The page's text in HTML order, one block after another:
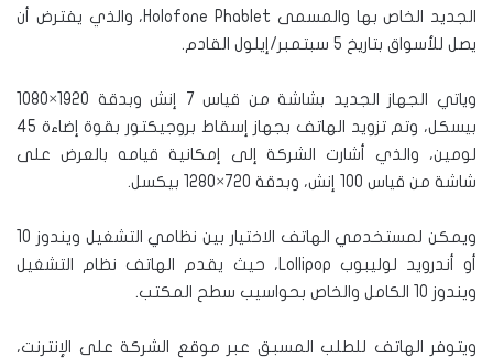
الجديد الخاص بها والمسمى Holofone Phablet، والذي يفترض أن
يصل للأسواق بتاريخ 5 سبتمبر/إيلول القادم.
وياتي الجهاز الجديد بشاشة من قياس 7 إنش وبدقة 1920×1080
بيسكل، وتم تزويد الهاتف بجهاز إسقاط بروجيكتور بقوة إضاءة 45
لومين، والذي أشارت الشركة إلى إمكانية قيامه بالعرض على
شاشة من قياس 100 إنش، وبدقة 720×1280 بيكسل.
ويمكن لمستخدمي الهاتف الاختيار بين نظامي التشغيل ويندوز 10
أو أندرويد لوليبوب Lollipop، حيث يقدم الهاتف نظام التشغيل
ويندوز 10 الكامل والخاص بحواسيب سطح المكتب.
ويتوفر الهاتف للطلب المسبق عبر موقع الشركة على الإنترنت،